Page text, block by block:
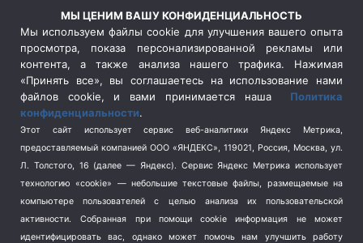
(510)
Сельское хозяйство (3)
Социальная политика
(3)
Спецоперация в Украине
Спецоперация на Украине
(404)
Спорт (740)
Терроризм (1)
Транспорт (262)
Туризм (178)
МЫ ЦЕНИМ ВАШУ КОНФИДЕНЦИАЛЬНОСТЬ
Мы используем файлы cookie для улучшения вашего опыта
просмотра, показа персонализированной рекламы или
контента, а также анализа нашего трафика. Нажимая
«Принять все», вы соглашаетесь на использование нами
файлов cookie, и вами принимается наша Политика
конфиденциальности.
Этот сайт использует сервис веб-аналитики Яндекс Метрика,
предоставляемый компанией ООО «ЯНДЕКС», 119021, Россия, Москва, ул.
Л. Толстого, 16 (далее — Яндекс). Сервис Яндекс Метрика использует
технологию «cookie» — небольшие текстовые файлы, размещаемые на
компьютере пользователей с целью анализа их пользовательской
активности.
Собранная при помощи cookie информация не может
идентифицировать вас, однако может помочь нам улучшить работу